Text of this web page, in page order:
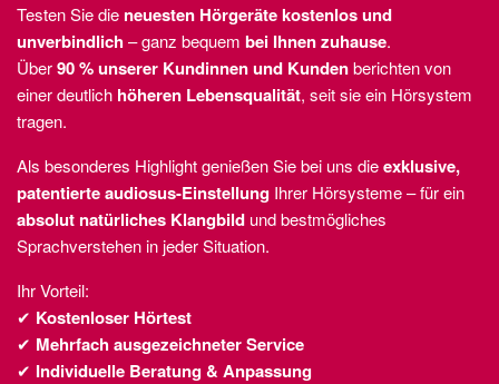
Testen Sie die neuesten Hörgeräte kostenlos und
unverbindlich– ganz bequem bei Ihnen zuhause.
Über90 % unserer Kundinnen und Kundenberichten von
einer deutlich höheren Lebensqualität, seit sie ein Hörsystem
tragen.
Als besonderes Highlight genießen Sie bei uns dieexklusive,
patentierte audiosus-Einstellung Ihrer Hörsysteme – für ein
absolut natürliches Klangbild und bestmögliches
Sprachverstehen in jeder Situation.
Ihr Vorteil:
✔ Kostenloser Hörtest
✔ Mehrfach ausgezeichneter Service
✔ Individuelle Beratung & Anpassung